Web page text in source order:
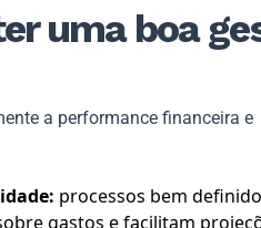
uma boa
a performance financeira e
processos bem
gastos e facilitam